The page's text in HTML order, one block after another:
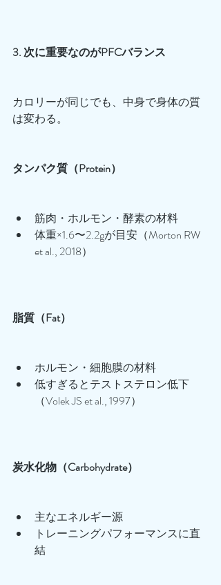
3. 次に重要なのがPFCバランス
カロリーが同じでも、中身で身体の質
は変わる。
タンパク質（Protein）
筋肉・ホルモン・酵素の材料
体重×1.6〜2.2gが目安（Morton RW
et al., 2018）
脂質（Fat）
ホルモン・細胞膜の材料
低すぎるとテストステロン低下
（Volek JS et al., 1997）
炭水化物（Carbohydrate）
主なエネルギー源
トレーニングパフォーマンスに直
結